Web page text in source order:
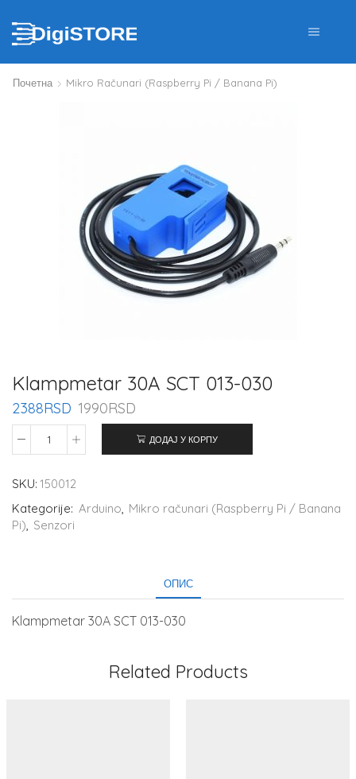
Почетна Mikro Računari (Raspberry Pi / Banana Pi)
Klampmetar 30A SCT 013-030
2388RSD 1990RSD
ДОДАЈ У КОРПУ
SKU: 150012
Kategorije: Arduino, Mikro računari (Raspberry Pi / Banana
Pi), Senzori
ОПИС
Klampmetar 30A SCT 013-030
Related Products